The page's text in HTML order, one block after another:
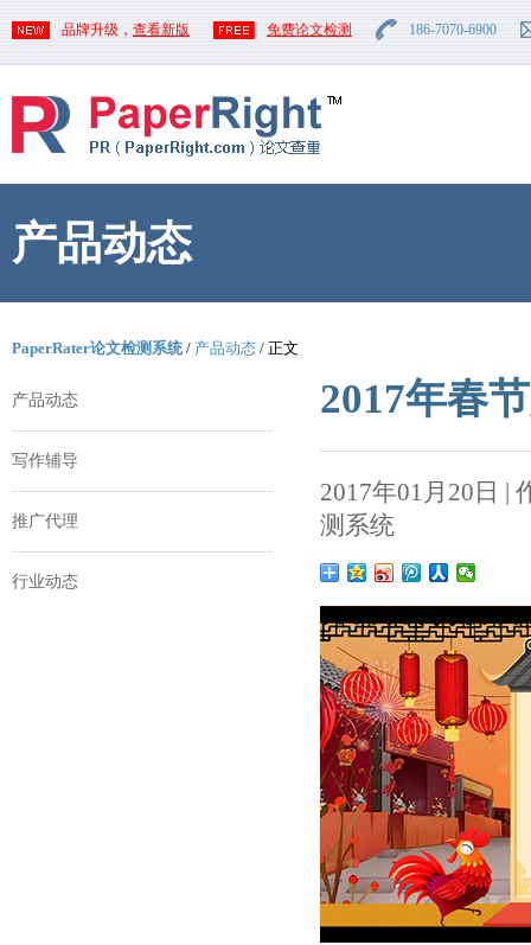
品牌升级， 查看新版 免费论文检测 186-7070-6900
产品动态
PaperRater论文检测系统/ 产品动态 / 正文
产品动态
写作辅导
推广代理
行业动态
2017年春
2017年01月20日 |
测系统